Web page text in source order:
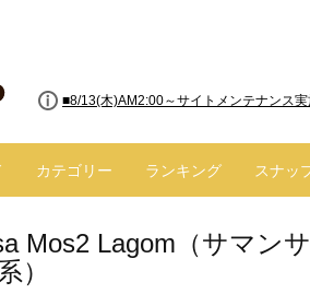
■8/13(木)AM2:00～サイトメンテナンス
カテゴリー ランキング スナッ
Mos2 Lagom（サマン
）